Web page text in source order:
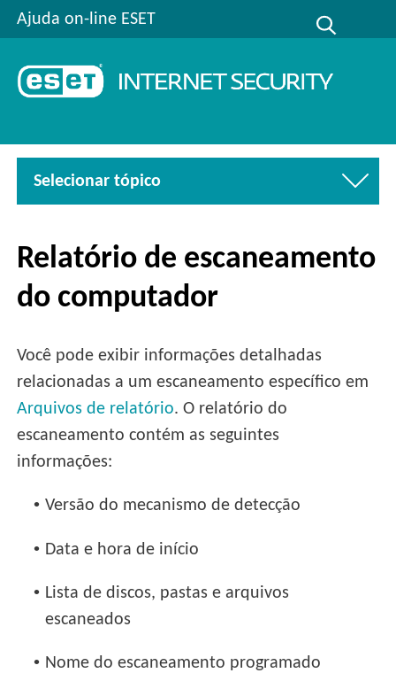
Ajuda on-line ESET
Selecionar tópico
Relatório de escaneamento
do computador
Você pode exibir informações detalhadas
relacionadas a um escaneamento específico em
Arquivos de relatório. O relatório do
escaneamento contém as seguintes
informações:
• Versão do mecanismo de detecção
• Data e hora de início
• Lista de discos, pastas e arquivos
escaneados
• Nome do escaneamento programado